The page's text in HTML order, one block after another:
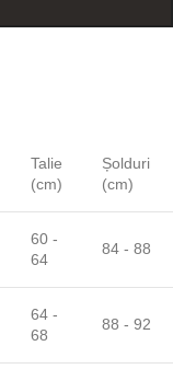
Talie
(cm)
Șolduri
(cm)
60 -
64
84 - 88
64 -
68
88 - 92